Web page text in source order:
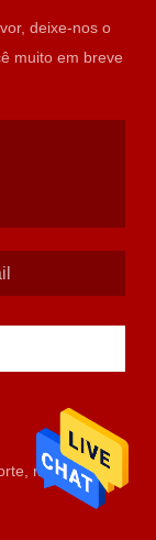
deixe-nos o
muito em breve
mercado do